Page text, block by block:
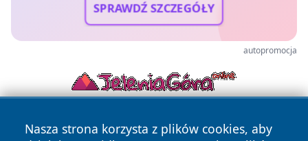
SPRAWDŹ SZCZEGÓŁY
autopromocja
Nasza strona korzysta z plików cookies, aby